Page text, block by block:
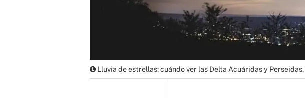
Lluvia de estrellas: cuándo ver las Delta Acuáridas y